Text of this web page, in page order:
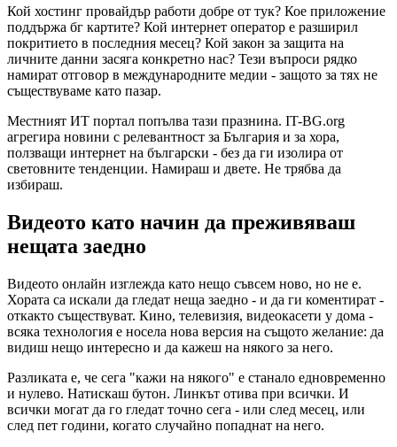
Кой хостинг провайдър работи добре от тук? Кое приложение
поддържа бг картите? Кой интернет оператор е разширил
покритието в последния месец? Кой закон за защита на
личните данни засяга конкретно нас? Тези въпроси рядко
намират отговор в международните медии - защото за тях не
съществуваме като пазар.
Местният ИТ портал попълва тази празнина. IT-BG.org
агрегира новини с релевантност за България и за хора,
ползващи интернет на български - без да ги изолира от
световните тенденции. Намираш и двете. Не трябва да
избираш.
Видеото като начин да преживяваш
нещата заедно
Видеото онлайн изглежда като нещо съвсем ново, но не е.
Хората са искали да гледат неща заедно - и да ги коментират -
откакто съществуват. Кино, телевизия, видеокасети у дома -
всяка технология е носела нова версия на същото желание: да
видиш нещо интересно и да кажеш на някого за него.
Разликата е, че сега "кажи на някого" е станало едновременно
и нулево. Натискаш бутон. Линкът отива при всички. И
всички могат да го гледат точно сега - или след месец, или
след пет години, когато случайно попаднат на него.